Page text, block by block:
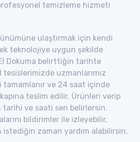
temizleme hizmeti
ulaştırmak için kendi
teknolojiye uygun şekilde
Dokuma belirttiğin tarihte
tesislerimizde uzmanlarımız
tamamlanır ve 24 saat içinde
teslim edilir. Ürünleri verip
tarihi ve saati sen belirlersin.
bildirimler ile izleyebilir,
istediğin zaman yardım alabilirsin.